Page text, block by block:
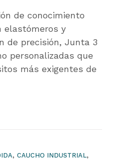
de conocimiento
elastómeros y
de precisión, Junta 3
personalizadas que
más exigentes de
, CAUCHO INDUSTRIAL,